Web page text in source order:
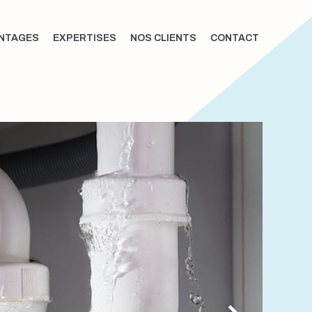
EXPERTISES NOS CLIENTS CONTACT